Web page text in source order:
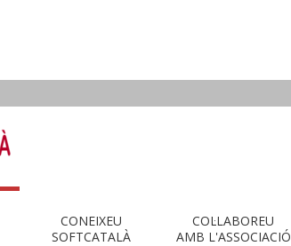
CONEIXEU
SOFTCATALÀ
COL·LABOREU
AMB L'ASSOCIACIÓ